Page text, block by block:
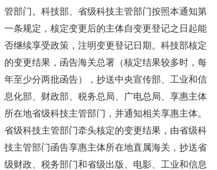
管部门。科技部、省级科技主管部门按照本通知第
一条规定，核定变更后的主体自变更登记之日起能
否继续享受政策，注明变更登记日期。科技部核定
的变更结果，函告海关总署（核定结果较多时，每
年至少分两批函告），抄送中央宣传部、工业和信
息化部、财政部、税务总局、广电总局、享惠主体
所在地省级科技主管部门，并通知相关享惠主体。
省级科技主管部门牵头核定的变更结果，由省级科
技主管部门函告享惠主体所在地直属海关，抄送省
级财政、税务部门和省级出版、电影、工业和信息